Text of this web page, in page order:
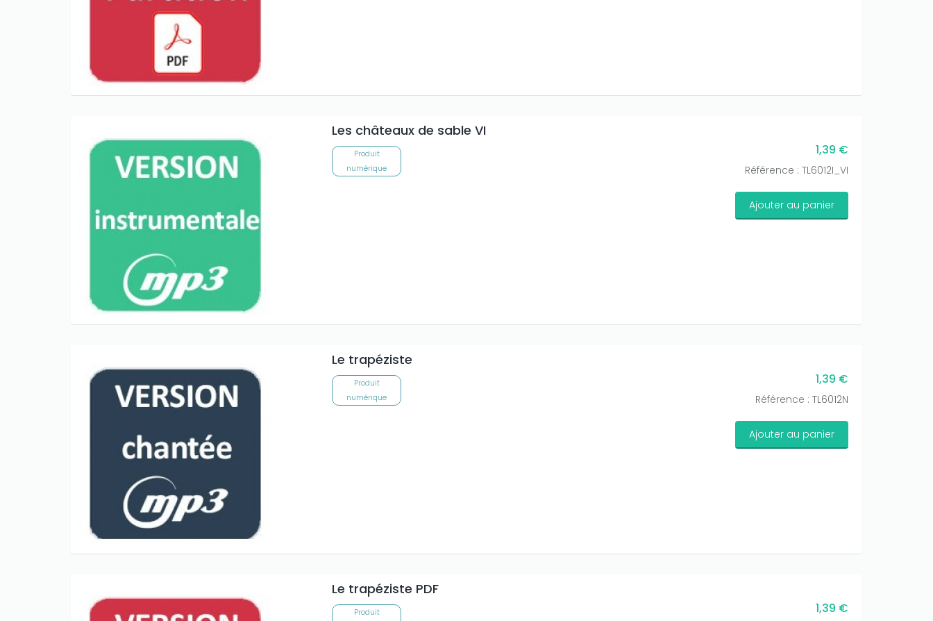
Les châteaux de sable VI
Produit
numérique
1,39 €
Référence : TL6012I_VI
Ajouter au panier
Le trapéziste
Produit
numérique
1,39 €
Référence : TL6012N
Ajouter au panier
Le trapéziste PDF
Produit
1,39 €